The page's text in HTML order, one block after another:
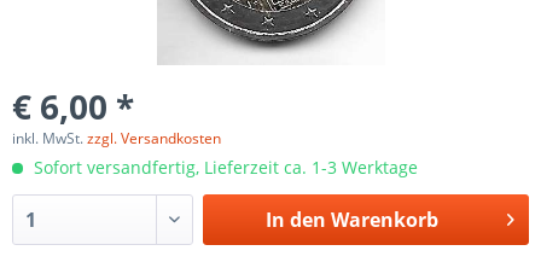
€ 6,00 *
inkl. MwSt.zzgl. Versandkosten
Sofort versandfertig, Lieferzeit ca. 1-3 Werktage
In den Warenkorb